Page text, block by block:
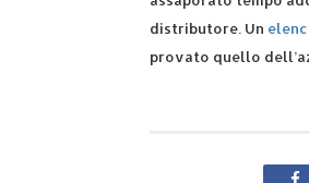
distributore. Un
provato quello